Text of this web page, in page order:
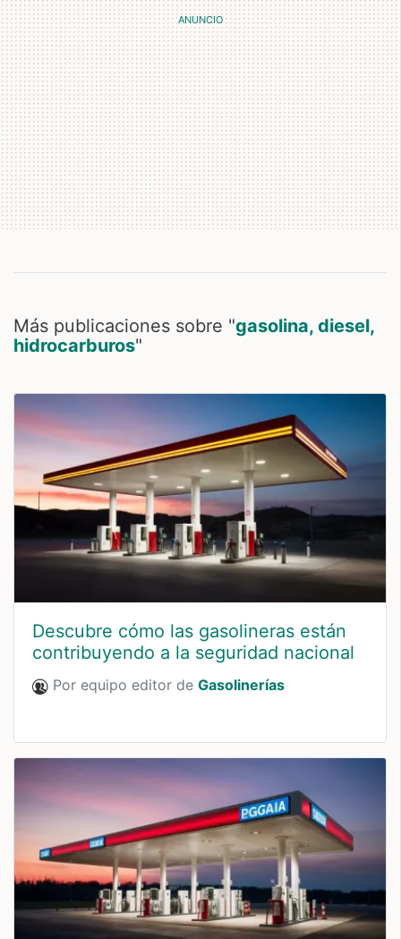
Más publicaciones sobre "gasolina, diesel,
hidrocarburos"
Descubre cómo las gasolineras están
contribuyendo a la seguridad nacional
Por equipo editor de Gasolinerías